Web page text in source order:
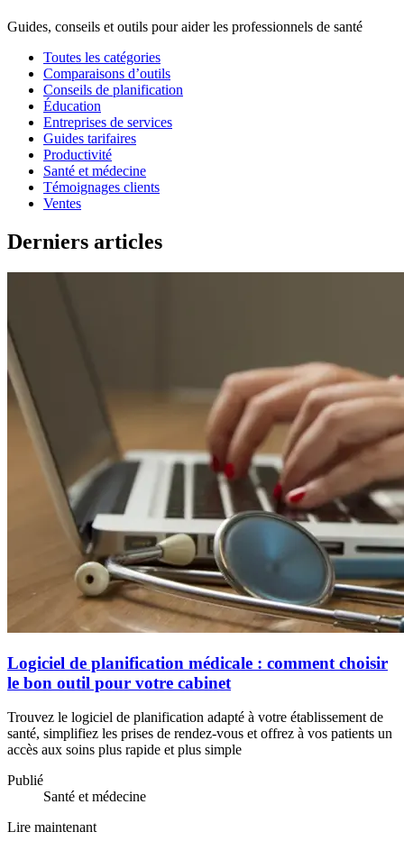
Guides, conseils et outils pour aider les professionnels de santé
Toutes les catégories
Comparaisons d’outils
Conseils de planification
Éducation
Entreprises de services
Guides tarifaires
Productivité
Santé et médecine
Témoignages clients
Ventes
Derniers articles
Logiciel de planification médicale : comment choisir
le bon outil pour votre cabinet
Trouvez le logiciel de planification adapté à votre établissement de
santé, simplifiez les prises de rendez-vous et offrez à vos patients un
accès aux soins plus rapide et plus simple
Publié
Santé et médecine
Lire maintenant